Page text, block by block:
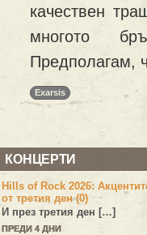
качествен
многото
Предполагам,
Exarsis
КОНЦЕРТИ
Hills of Rock 2026:
от третия ден (0)
И през третия ден […]
ПРЕДИ 4 ДНИ